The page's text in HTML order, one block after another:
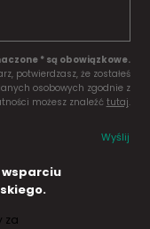
* są obowiązkowe.
potwierdzasz, że zostałeś
osobowych zgodnie z
możesz znaleźć tutaj.
Wyślij
wsparciu